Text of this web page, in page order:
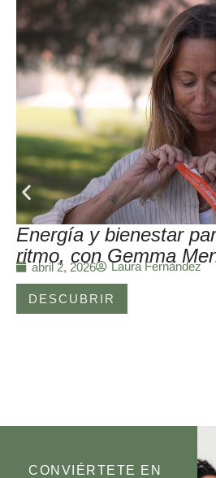
Energía y bienestar
ritmo, con Gemma
abril 2, 2026 Laura Fernández
DESCUBRIR
CONVIÉRTETE EN